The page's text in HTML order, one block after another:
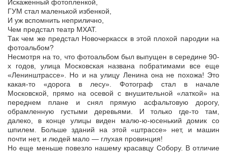
Искаженный фотопленкой,
ГУМ стал маленькой избенкой,
И уж вспомнить неприлично,
Чем предстал театр МХАТ.
Так чем же предстал Новочеркасск в этой плохой пародии на
фотоальбом?
Несмотря на то, что фотоальбом был выпущен в середине 90-
х годов, улица Московская названа побратимами все еще
«Ленинштрассе». Но и на улицу Ленина она не похожа! Это
какая-то «дорога в лесу». Фотограф стал в начале
Московской, прямо на осевой с внушительной «латкой» на
переднем плане и снял прямую асфальтовую дорогу,
обрамленную густыми деревьями. И только где-то там,
далеко, в конце улицы виден малю-ю-юсенький домик со
шпилем. Больше зданий на этой «штрассе» нет, и машин
почти нет, и людей мало — глухая провинция!
Но еще меньше повезло нашему красавцу Собору. В отличие